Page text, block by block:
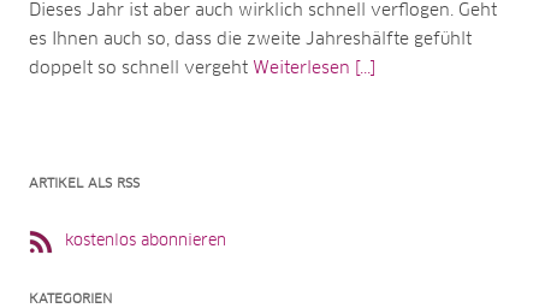
Dieses Jahr ist aber auch wirklich schnell verflogen. Geht
es Ihnen auch so, dass die zweite Jahreshälfte gefühlt
doppelt so schnell vergeht Weiterlesen [...]
ARTIKEL ALS RSS
kostenlos abonnieren
KATEGORIEN